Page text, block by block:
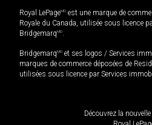
Royal LePageMD est une marque de
Royale du Canada, utilisée sous licence
BridgemarqMD.
BridgemarqMD et ses logos / Services
marques de commerce déposées de
utilisées sous licence par Services
Découvrez la